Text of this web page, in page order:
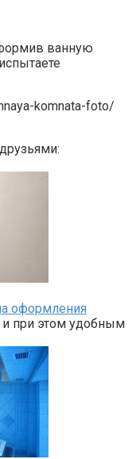
ванную
komnata-foto/
оформления
при этом удобным